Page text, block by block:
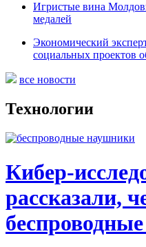
Игристые вина
медалей
Экономический
социальных проектов
все новости
Технологии
Кибер-
рассказали,